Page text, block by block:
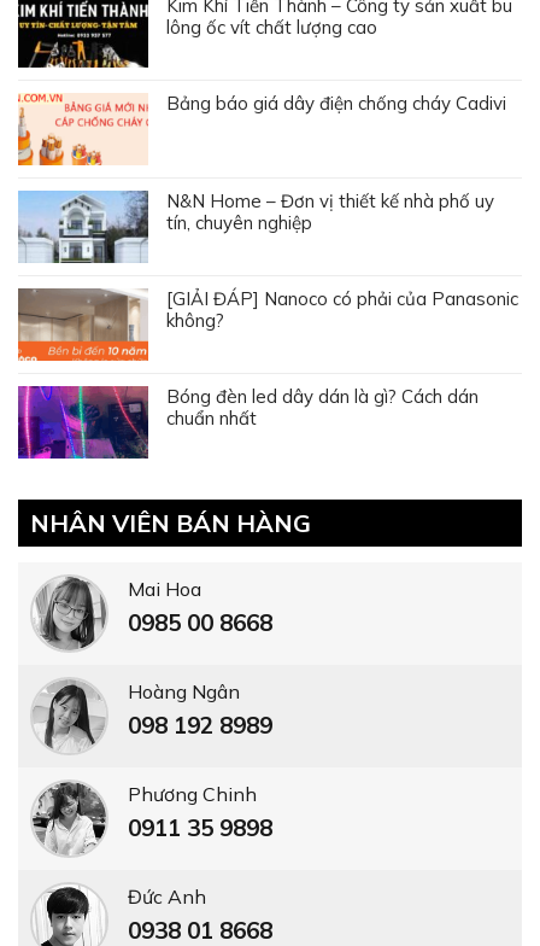
Kim Khí Tiến Thành – Công ty sản xuất bu
lông ốc vít chất lượng cao
Bảng báo giá dây điện chống cháy Cadivi
N&N Home – Đơn vị thiết kế nhà phố uy
tín, chuyên nghiệp
[GIẢI ĐÁP] Nanoco có phải của Panasonic
không?
Bóng đèn led dây dán là gì? Cách dán
chuẩn nhất
NHÂN VIÊN BÁN HÀNG
Mai Hoa
0985 00 8668
Hoàng Ngân
098 192 8989
Phương Chinh
0911 35 9898
Đức Anh
0938 01 8668